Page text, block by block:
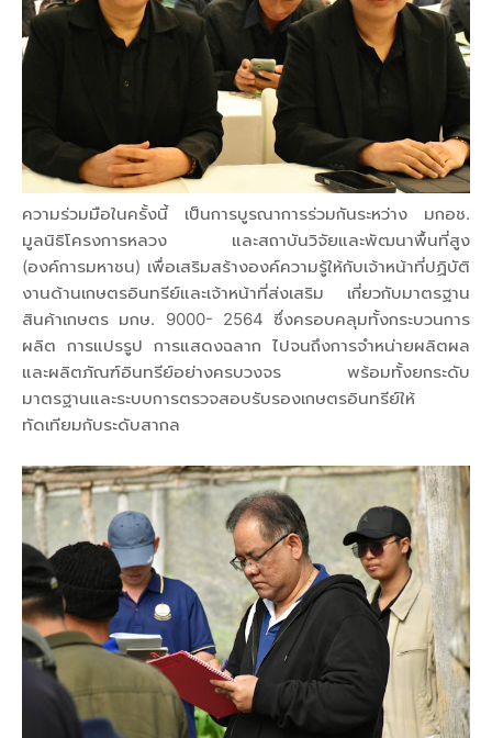
ความร่วมมือในครั้งนี้ เป็นการบูรณาการร่วมกันระหว่าง มกอช.
มูลนิธิโครงการหลวง และสถาบันวิจัยและพัฒนาพื้นที่สูง
(องค์การมหาชน) เพื่อเสริมสร้างองค์ความรู้ให้กับเจ้าหน้าที่ปฏิบัติ
งานด้านเกษตรอินทรีย์และเจ้าหน้าที่ส่งเสริม เกี่ยวกับมาตรฐาน
สินค้าเกษตร มกษ. 9000- 2564 ซึ่งครอบคลุมทั้งกระบวนการ
ผลิต การแปรรูป การแสดงฉลาก ไปจนถึงการจำหน่ายผลิตผล
และผลิตภัณฑ์อินทรีย์อย่างครบวงจร พร้อมทั้งยกระดับ
มาตรฐานและระบบการตรวจสอบรับรองเกษตรอินทรีย์ให้
ทัดเทียมกับระดับสากล